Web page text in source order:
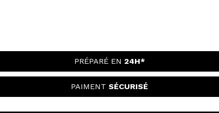
PRÉPARÉ EN 24H*
PAIMENT SÉCURISÉ